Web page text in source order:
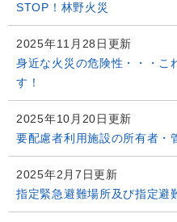
STOP！林野火災
2025年11月28日更新
身近な火災の危険性・・・こ
す！
2025年10月20日更新
要配慮者利用施設の所有者・
2025年2月7日更新
指定緊急避難場所及び指定避